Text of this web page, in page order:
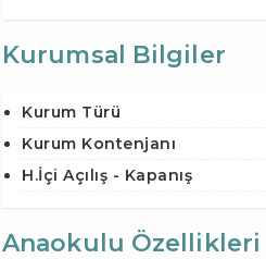
Kurumsal Bilgiler
Kurum Türü
Kurum Kontenjanı
H.İçi Açılış - Kapanış
Anaokulu Özellikleri